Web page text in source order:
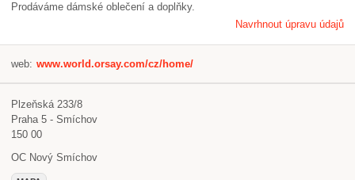
Prodáváme dámské oblečení a doplňky.
Navrhnout úpravu údajů
web: www.world.orsay.com/cz/home/
Plzeňská 233/8
Praha 5 - Smíchov
150 00
OC Nový Smíchov